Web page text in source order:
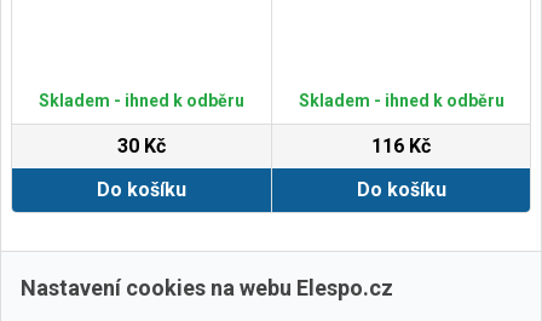
Skladem - ihned k odběru
30 Kč
Do košíku
Skladem - ihned k odběru
116 Kč
Do košíku
Zobrazit další
Nastavení cookies na webu Elespo.cz